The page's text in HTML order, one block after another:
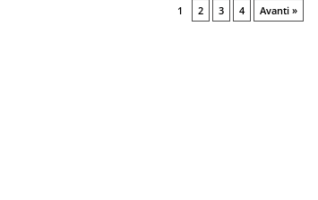
1
2 3 4 Avanti »